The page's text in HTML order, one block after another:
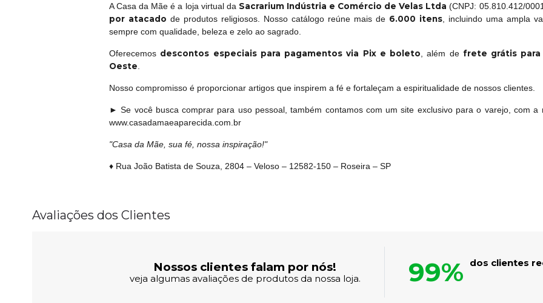
A Casa da Mãe é a loja virtual da Sacrarium Indústria e Comércio de Velas Ltda (CNPJ: 05.810.412/
por atacado de produtos religiosos. Nosso catálogo reúne mais de 6.000 itens , incluindo uma ampla
sempre com qualidade, beleza e zelo ao sagrado.
Oferecemos descontos especiais para pagamentos via Pix e boleto , além de frete grátis para
Oeste
Nosso compromisso é proporcionar artigos que inspirem a fé e fortaleçam a espiritualidade de nossos clientes.
► Se você busca comprar para uso pessoal, também contamos com um site exclusivo para o varejo, com a
www.casadamaeaparecida.com.br
"Casa da Mãe, sua fé, nossa inspiração!"
♦ Rua João Batista de Souza, 2804 – Veloso – 12582-150 – Roseira – SP
Avaliações dos Clientes
Nossos clientes falam por nós!
veja algumas avaliações de produtos da nossa loja. 99% dos clientes